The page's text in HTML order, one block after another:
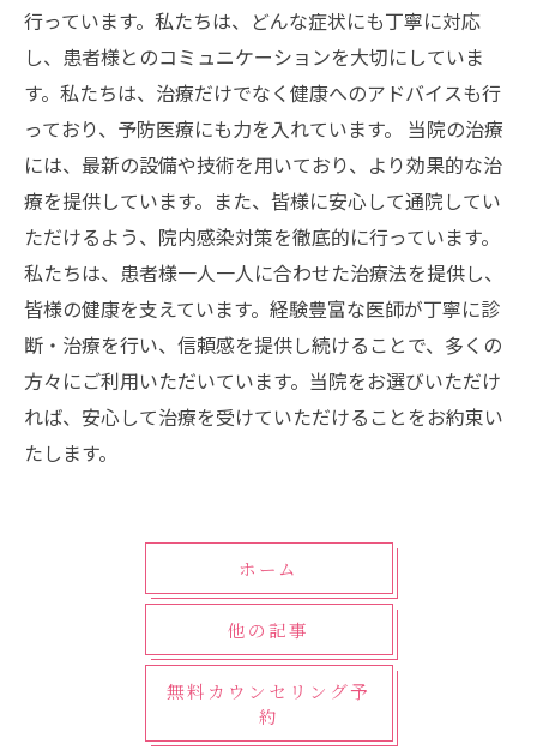
行っています。私たちは、どんな症状にも丁寧に対応
し、患者様とのコミュニケーションを大切にしていま
す。私たちは、治療だけでなく健康へのアドバイスも行
っており、予防医療にも力を入れています。 当院の治療
には、最新の設備や技術を用いており、より効果的な治
療を提供しています。また、皆様に安心して通院してい
ただけるよう、院内感染対策を徹底的に行っています。
私たちは、患者様一人一人に合わせた治療法を提供し、
皆様の健康を支えています。経験豊富な医師が丁寧に診
断・治療を行い、信頼感を提供し続けることで、多くの
方々にご利用いただいています。当院をお選びいただけ
れば、安心して治療を受けていただけることをお約束い
たします。
ホーム
他の記事
無料カウンセリング予
約